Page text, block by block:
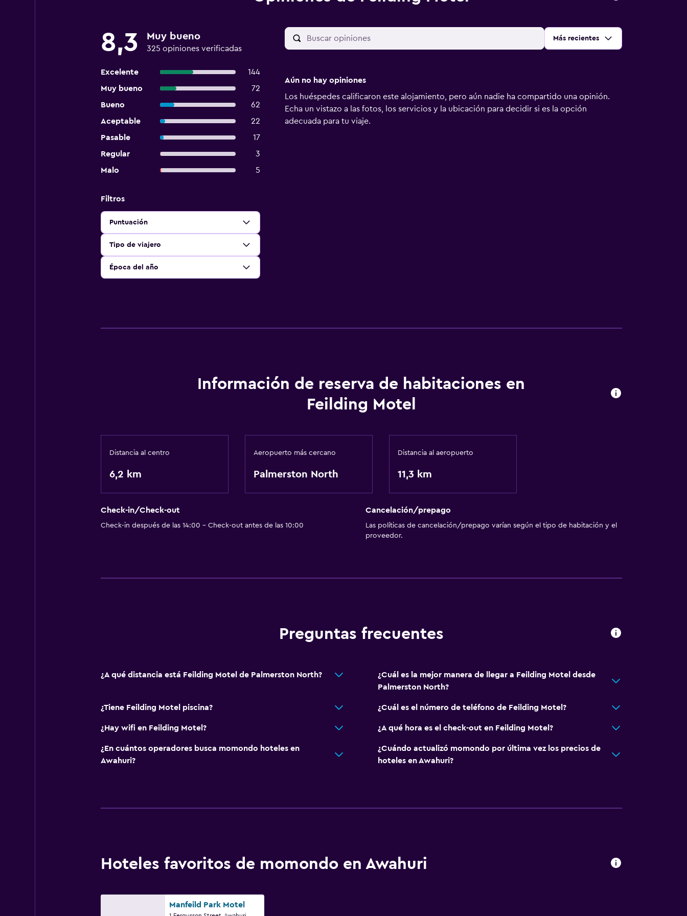
8,3 Muy bueno
325 opiniones verificadas
Excelente
144
Muy bueno
72
Bueno
62
Aceptable
22
Pasable
17
Regular
3
Malo
5
Ordenar por:
Más recientes
Filtros
Puntuación
Tipo de viajero
Época del año
Aún no hay opiniones
Los huéspedes calificaron este alojamiento, pero aún nadie ha compartido una opinión.
Echa un vistazo a las fotos, los servicios y la ubicación para decidir si es la opción
adecuada para tu viaje.
Información de reserva de habitaciones en
Feilding Motel
Distancia al centro
6,2 km
Aeropuerto más cercano
Palmerston North
Distancia al aeropuerto
11,3 km
Check-in/Check-out
Check-in después de las 14:00 - Check-out antes de las 10:00
Cancelación/prepago
Las políticas de cancelación/prepago varían según el tipo de habitación y el
proveedor.
Preguntas frecuentes
¿A qué distancia está Feilding Motel de Palmerston North?
¿Cuál es la mejor manera de llegar a Feilding Motel desde
Palmerston North?
¿Tiene Feilding Motel piscina? ¿Cuál es el número de teléfono de Feilding Motel?
¿Hay wifi en Feilding Motel? ¿A qué hora es el check-out en Feilding Motel?
¿En cuántos operadores busca momondo hoteles en
Awahuri?
¿Cuándo actualizó momondo por última vez los precios de
hoteles en Awahuri?
Hoteles favoritos de momondo en Awahuri
Manfeild Park Motel